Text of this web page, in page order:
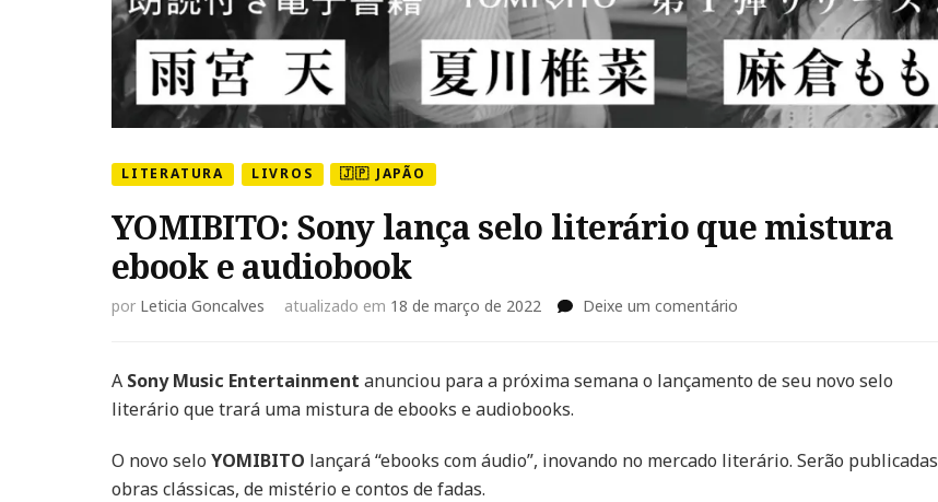
LITERATURA LIVROS 🇯🇵 JAPÃO
YOMIBITO: Sony lança selo literário que mistura
ebook e audiobook
por Leticia Goncalves atualizado em 18 de março de 2022 Deixe um comentário
lança
mistura
A Sony Music Entertainment anunciou para a próxima semana o lançamento de seu novo selo
literário que trará uma mistura de ebooks e audiobooks.
O novo selo YOMIBITO lançará “ebooks com áudio”, inovando no mercado literário. Serão publicadas
obras clássicas, de mistério e contos de fadas.